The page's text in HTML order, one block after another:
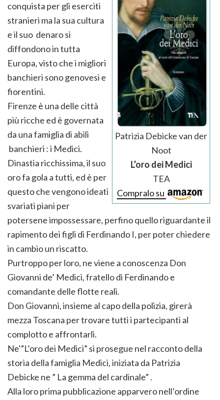
Patrizia Debicke van der
Noot
L’oro dei Medici
TEA
Compralo su
conquista per gli eserciti
stranieri ma la sua cultura
e il suo denaro si
diffondono in tutta
Europa, visto che i migliori
banchieri sono genovesi e
fiorentini.
Firenze è una delle città
più ricche ed è governata
da una famiglia di abili
banchieri : i Medici.
Dinastia ricchissima, il suo
oro fa gola a tutti, ed è per
questo che vengono ideati
svariati piani per
potersene impossessare, perfino quello riguardante il
rapimento dei figli di Ferdinando I, per poter chiedere
in cambio un riscatto.
Purtroppo per loro, ne viene a conoscenza Don
Giovanni de’ Medici, fratello di Ferdinando e
comandante delle flotte reali.
Don Giovanni, insieme al capo della polizia, girerà
mezza Toscana per trovare tutti i partecipanti al
complotto e affrontarli.
Ne'”L’oro dei Medici” si prosegue nel racconto della
storia della famiglia Medici, iniziata da Patrizia
Debicke ne ” La gemma del cardinale” .
Alla loro prima pubblicazione apparvero nell’ordine